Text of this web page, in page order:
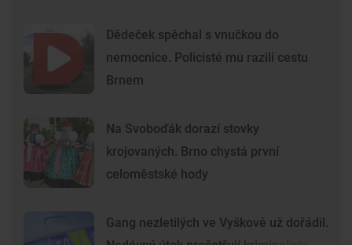
Dědeček spěchal s vnučkou do
nemocnice. Policisté mu razili cestu
Brnem
Na Svoboďák dorazí stovky
krojovaných. Brno chystá první
celoměstské hody
Gang nezletilých ve Vyškově už dořádil.